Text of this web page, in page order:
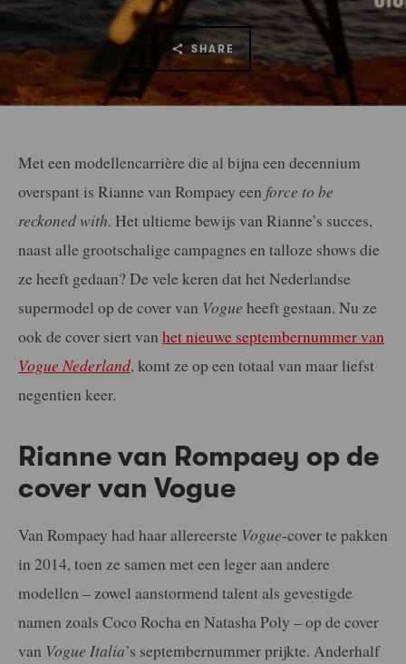
SHARE
Met een modellencarrière die al bijna een decennium
overspant is Rianne van Rompaey een force to be
reckoned with. Het ultieme bewijs van Rianne’s succes,
naast alle grootschalige campagnes en talloze shows die
ze heeft gedaan? De vele keren dat het Nederlandse
supermodel op de cover van Vogue heeft gestaan. Nu ze
ook de cover siert van het nieuwe septembernummer van
Vogue Nederland, komt ze op een totaal van maar liefst
negentien keer.
Rianne van Rompaey op de
cover van Vogue
Van Rompaey had haar allereerste Vogue-cover te pakken
in 2014, toen ze samen met een leger aan andere
modellen – zowel aanstormend talent als gevestigde
namen zoals Coco Rocha en Natasha Poly – op de cover
van Vogue Italia’s septembernummer prijkte. Anderhalf